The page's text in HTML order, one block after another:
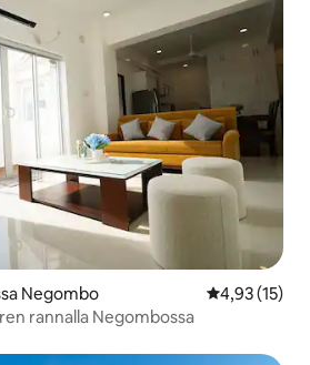
Negombo
4,93 (15)
rannalla Negombossa